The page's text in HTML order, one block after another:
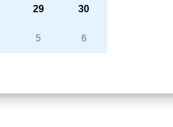
29 30
5 6